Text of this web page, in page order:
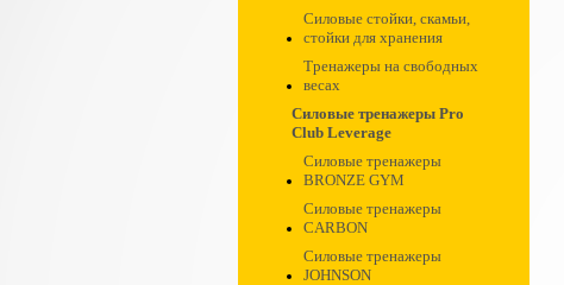
Силовые стойки, скамьи,
стойки для хранения
Тренажеры на свободных
весах
Силовые тренажеры Pro
Club Leverage
Силовые тренажеры
BRONZE GYM
Силовые тренажеры
CARBON
Силовые тренажеры
JOHNSON